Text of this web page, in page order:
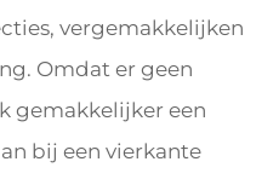
vergemakkelijken
Omdat er geen
gemakkelijker een
bij een vierkante